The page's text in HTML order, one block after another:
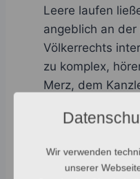
Leere laufen
angeblich an
Völkerrechts
zu komplex,
Merz, dem
Verderben
»Nicolás
Wir verwenden
unserer